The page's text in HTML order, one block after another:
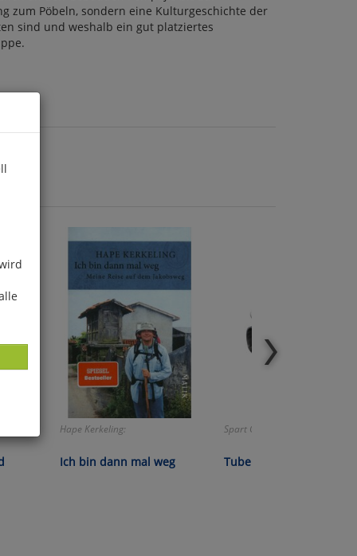
zum Pöbeln, sondern eine Kulturgeschichte der
sind und weshalb ein gut platziertes
Hape Kerkeling:
Ich bin dann mal weg
Spart Geld und Ressourcen!
Tubenpresse